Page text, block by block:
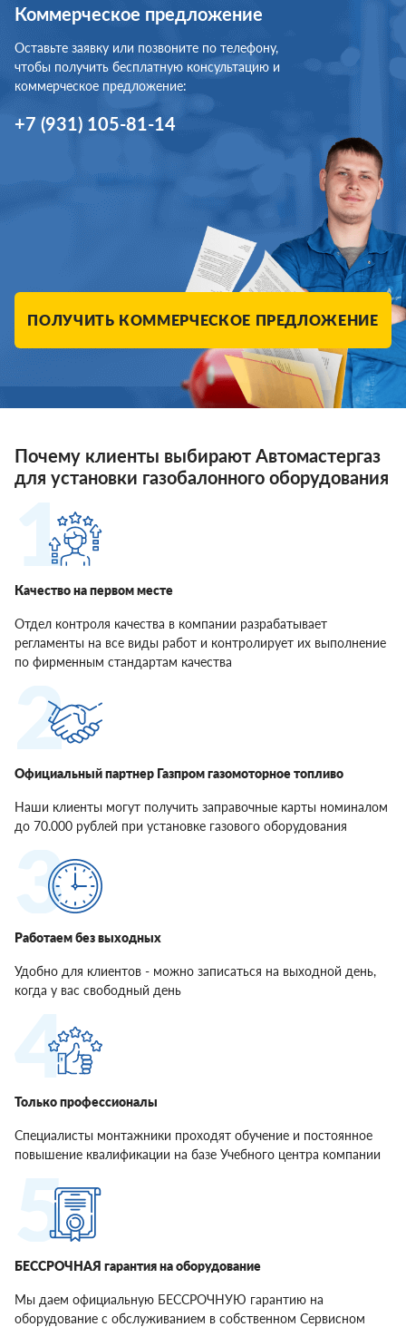
Коммерческое предложение
Оставьте заявку или позвоните по телефону,
чтобы получить бесплатную консультацию и
коммерческое предложение:
+7 (931) 105-81-14
ПОЛУЧИТЬ КОММЕРЧЕСКОЕ ПРЕДЛОЖЕНИЕ
Почему клиенты выбирают Автомастергаз
для установки газобалонного оборудования
Качество на первом месте
Отдел контроля качества в компании разрабатывает
регламенты на все виды работ и контролирует их выполнение
по фирменным стандартам качества
Официальный партнер Газпром газомоторное топливо
Наши клиенты могут получить заправочные карты номиналом
до 70.000 рублей при установке газового оборудования
Работаем без выходных
Удобно для клиентов - можно записаться на выходной день,
когда у вас свободный день
Только профессионалы
Специалисты монтажники проходят обучение и постоянное
повышение квалификации на базе Учебного центра компании
БЕССРОЧНАЯ гарантия на оборудование
Мы даем официальную БЕССРОЧНУЮ гарантию на
оборудование с обслуживанием в собственном Сервисном